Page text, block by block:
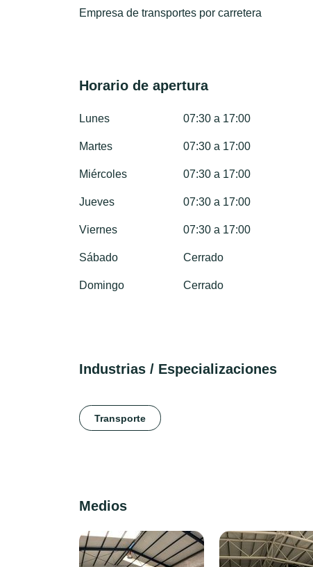
Empresa de transportes por carretera
Horario de apertura
Lunes 07:30 a 17:00
Martes 07:30 a 17:00
Miércoles 07:30 a 17:00
Jueves 07:30 a 17:00
Viernes 07:30 a 17:00
Sábado Cerrado
Domingo Cerrado
Industrias / Especializaciones
Transporte
Medios